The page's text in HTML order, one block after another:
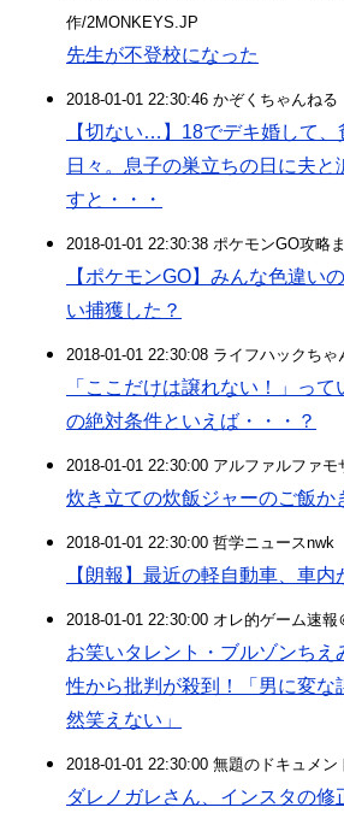
作/2MONKEYS.JP
先生が不登校になった
2018-01-01 22:30:46 かぞくちゃんねる
【切ない…】18でデキ婚して、
日々。息子の巣立ちの日に夫と
すと・・・
2018-01-01 22:30:38 ポケモンGO攻略
【ポケモンGO】みんな色違い
い捕獲した？
2018-01-01 22:30:08 ライフハックちゃ
「ここだけは譲れない！」っ
の絶対条件といえば・・・？
2018-01-01 22:30:00 アルファルファモ
炊き立ての炊飯ジャーのご飯か
2018-01-01 22:30:00 哲学ニュースnwk
【朗報】最近の軽自動車、車
2018-01-01 22:30:00 オレ的ゲーム速報
お笑いタレント・ブルゾンちえ
性から批判が殺到！「男に変な
然笑えない」
2018-01-01 22:30:00 無題のドキュメン
ダレノガレさん、インスタの修